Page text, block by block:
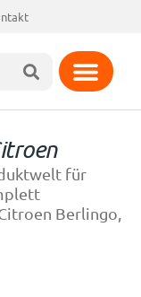
für
Berlingo,